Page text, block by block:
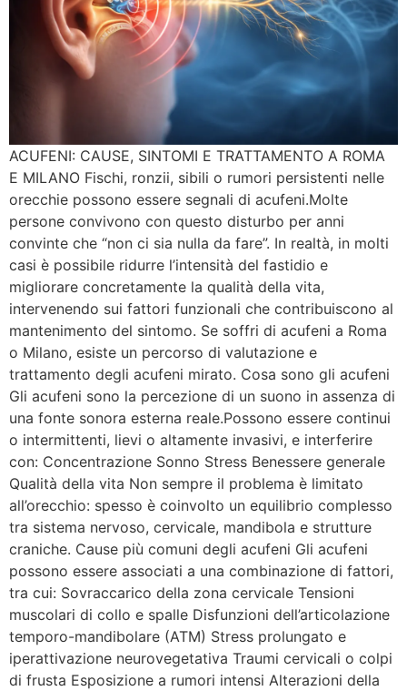
ACUFENI: CAUSE, SINTOMI E TRATTAMENTO A ROMA
E MILANO Fischi, ronzii, sibili o rumori persistenti nelle
orecchie possono essere segnali di acufeni.Molte
persone convivono con questo disturbo per anni
convinte che “non ci sia nulla da fare”. In realtà, in molti
casi è possibile ridurre l’intensità del fastidio e
migliorare concretamente la qualità della vita,
intervenendo sui fattori funzionali che contribuiscono al
mantenimento del sintomo. Se soffri di acufeni a Roma
o Milano, esiste un percorso di valutazione e
trattamento degli acufeni mirato. Cosa sono gli acufeni
Gli acufeni sono la percezione di un suono in assenza di
una fonte sonora esterna reale.Possono essere continui
o intermittenti, lievi o altamente invasivi, e interferire
con: Concentrazione Sonno Stress Benessere generale
Qualità della vita Non sempre il problema è limitato
all’orecchio: spesso è coinvolto un equilibrio complesso
tra sistema nervoso, cervicale, mandibola e strutture
craniche. Cause più comuni degli acufeni Gli acufeni
possono essere associati a una combinazione di fattori,
tra cui: Sovraccarico della zona cervicale Tensioni
muscolari di collo e spalle Disfunzioni dell’articolazione
temporo-mandibolare (ATM) Stress prolungato e
iperattivazione neurovegetativa Traumi cervicali o colpi
di frusta Esposizione a rumori intensi Alterazioni della